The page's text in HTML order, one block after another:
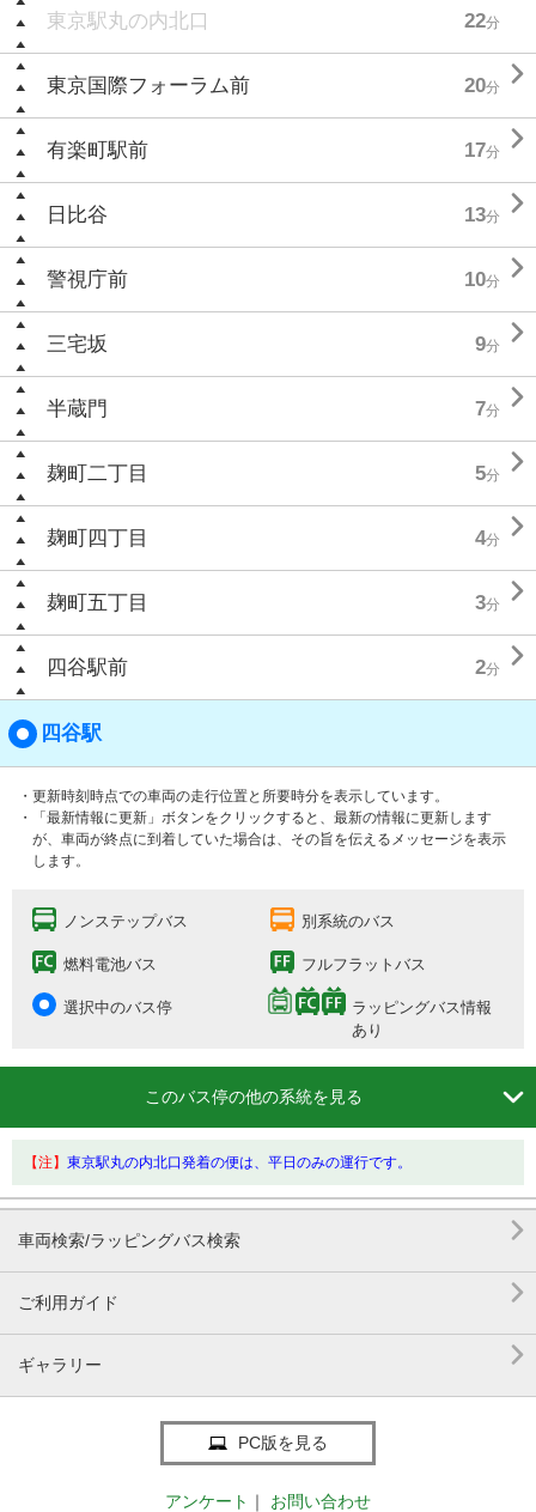
東京駅丸の内北口 22分
東京国際フォーラム前 20分 
有楽町駅前 17分 
日比谷 13分 
警視庁前 10分 
三宅坂 9分 
半蔵門 7分 
麹町二丁目 5分 
麹町四丁目 4分 
麹町五丁目 3分 
四谷駅前 2分 
四谷駅
・更新時刻時点での車両の走行位置と所要時分を表示しています。
・「最新情報に更新」ボタンをクリックすると、最新の情報に更新します
が、車両が終点に到着していた場合は、その旨を伝えるメッセージを表示
します。
ノンステップバス 別系統のバス
燃料電池バス フルフラットバス
選択中のバス停
ラッピングバス情報
あり
このバス停の他の系統を見る 
【注】 東京駅丸の内北口発着の便は、平日のみの運行です。
車両検索/ラッピングバス検索 
ご利用ガイド 
ギャラリー 
PC版を見る
アンケート ｜ お問い合わせ